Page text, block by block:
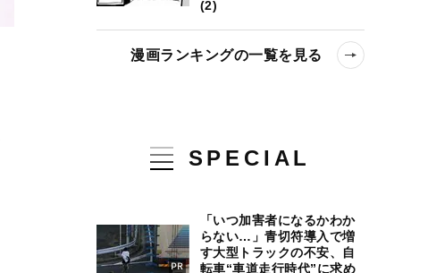
(2)
漫画ランキングの一覧を見る
SPECIAL
「いつ加害者になるかわか
らない…」青切符導入で増
す大型トラックの不安、自
転車“車道走行時代”に求め